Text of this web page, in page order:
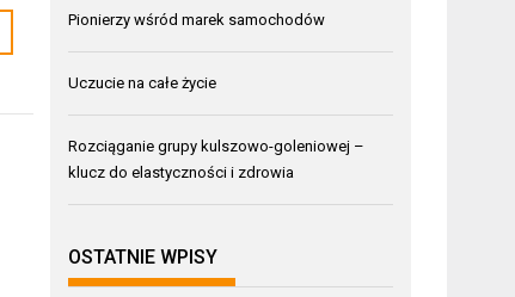
Pionierzy wśród marek samochodów
Uczucie na całe życie
Rozciąganie grupy kulszowo-goleniowej –
klucz do elastyczności i zdrowia
OSTATNIE WPISY